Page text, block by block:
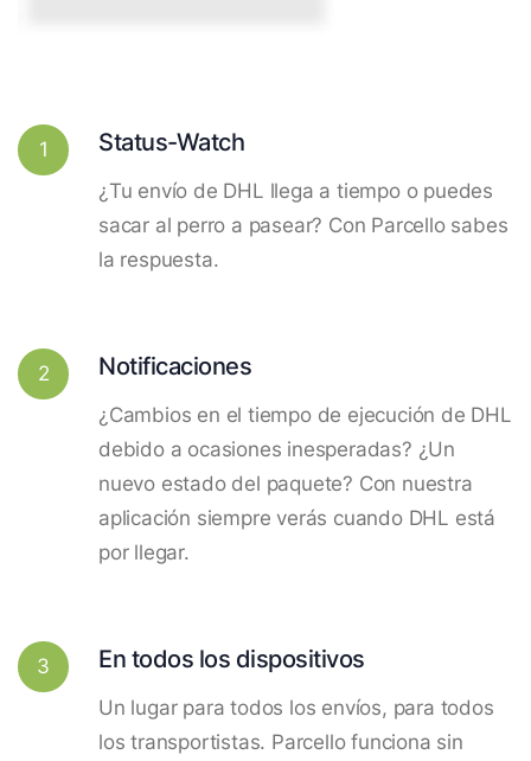
1 Status-Watch
¿Tu envío de DHL llega a tiempo o puedes
sacar al perro a pasear? Con Parcello sabes
la respuesta.
2 Notificaciones
¿Cambios en el tiempo de ejecución de DHL
debido a ocasiones inesperadas? ¿Un
nuevo estado del paquete? Con nuestra
aplicación siempre verás cuando DHL está
por llegar.
3 En todos los dispositivos
Un lugar para todos los envíos, para todos
los transportistas. Parcello funciona sin